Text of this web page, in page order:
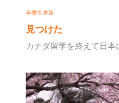
卒業生進路
見つけた
カナダ留学を終えて日